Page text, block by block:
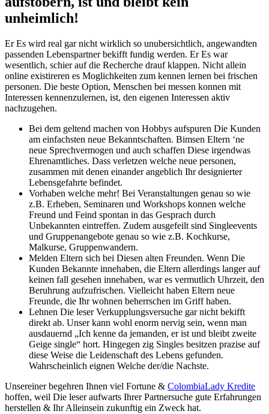
unheimlich!
Er Es wird real gar nicht wirklich so unubersichtlich, angewandten
passenden Lebenspartner bekifft fundig werden. Er Es war
wesentlich, schier auf die Recherche drauf klappen. Nicht allein
online existireren es Moglichkeiten zum kennen lernen bei frischen
personen. Die beste Option, Menschen bei messen konnen mit
Interessen kennenzulernen, ist, den eigenen Interessen aktiv
nachzugehen.
Bei dem geltend machen von Hobbys aufspuren Die Kunden
am einfachsten neue Bekanntschaften. Bimsen Eltern ‘ne
neue Sprechvermogen und auch schaffen Diese irgendwas
Ehrenamtliches. Dass verletzen welche neue personen,
zusammen mit denen einander angeblich Ihr designierter
Lebensgefahrte befindet.
Vorhaben welche mehr! Bei Veranstaltungen genau so wie
z.B. Erheben, Seminaren und Workshops konnen welche
Freund und Feind spontan in das Gesprach durch
Unbekannten eintreffen. Zudem ausgefeilt sind Singleevents
und Gruppenangebote genau so wie z.B. Kochkurse,
Malkurse, Gruppenwandern.
Melden Eltern sich bei Diesen alten Freunden. Wenn Die
Kunden Bekannte innehaben, die Eltern allerdings langer auf
keinen fall gesehen innehaben, war es vermutlich Uhrzeit, den
Beruhrung aufzufrischen. Vielleicht haben Eltern neue
Freunde, die Ihr wohnen beherrschen im Griff haben.
Lehnen Die leser Verkupplungsversuche gar nicht bekifft
direkt ab. Unser kann wohl enorm nervig sein, wenn man
ausdauernd „Ich kenne da jemanden, er ist und bleibt zweite
Geige single“ hort. Hingegen zig Singles besitzen prazise auf
diese Weise die Leidenschaft des Lebens gefunden.
Wahrscheinlich eignen Welche der/die Nachste.
Unsereiner begehren Ihnen viel Fortune & ColombiaLady Kredite
hoffen, weil Die leser aufwarts Ihrer Partnersuche gute Erfahrungen
herstellen & Ihr Alleinsein zukunftig ein Zweck hat.